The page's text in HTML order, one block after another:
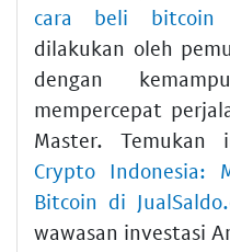
cara beli bitcoin
dilakukan oleh
dengan
mempercepat
Master. Temukan
Crypto Indonesia:
Bitcoin di
wawasan investasi